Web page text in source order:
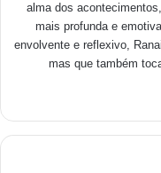
alma dos
mais profunda e
envolvente e reflexivo,
mas que também